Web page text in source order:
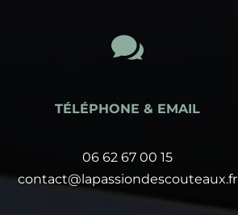

TÉLÉPHONE & EMAIL
06 62 67 00 15
contact@lapassiondescouteaux.fr